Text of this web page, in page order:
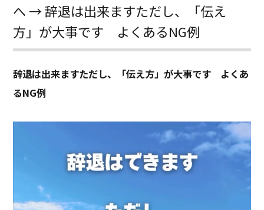
へ → 辞退は出来ますただし、「伝え
方」が大事です よくあるNG例
辞退は出来ますただし、「伝え方」が大事です よくあ
るNG例